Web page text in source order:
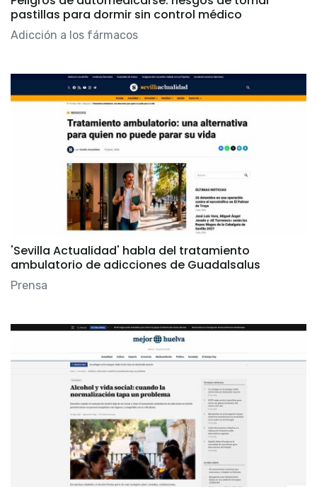
pastillas para dormir sin control médico
Adicción a los fármacos
'Sevilla Actualidad' habla del tratamiento
ambulatorio de adicciones de Guadalsalus
Prensa